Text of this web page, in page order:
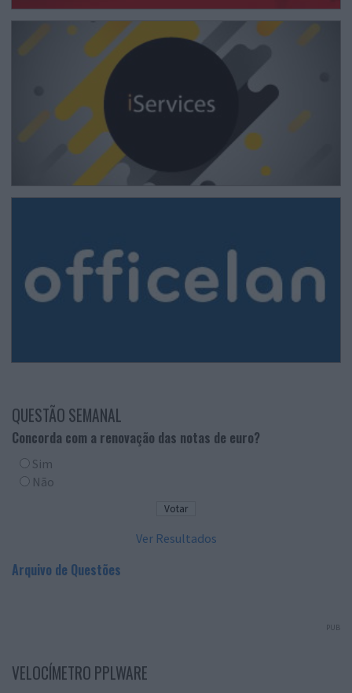
QUESTÃO SEMANAL
Concorda com a renovação das notas de euro?
Sim
Não
Ver Resultados
Arquivo de Questões
PUB
VELOCÍMETRO PPLWARE